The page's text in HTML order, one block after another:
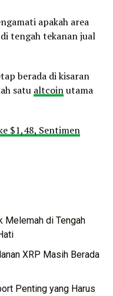
apakah area
tengah tekanan jual
berada di kisaran
satu altcoinutama
$1,48, Sentimen
Melemah di Tengah
XRP Masih Berada
Penting yang Harus